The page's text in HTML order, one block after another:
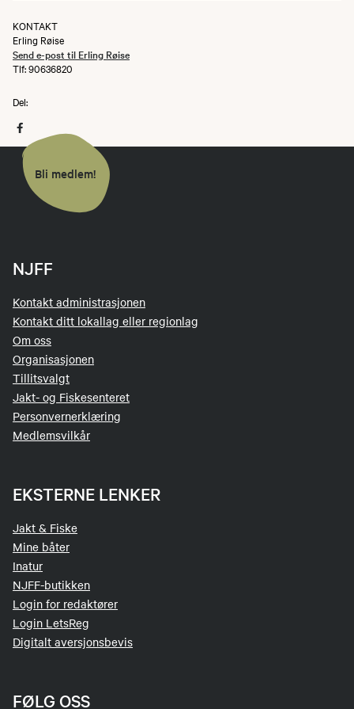
KONTAKT
Erling Røise
Send e-post til Erling Røise
Tlf: 90636820
Del:
Bli medlem!
NJFF
Kontakt administrasjonen
Kontakt ditt lokallag eller regionlag
Om oss
Organisasjonen
Tillitsvalgt
Jakt- og Fiskesenteret
Personvernerklæring
Medlemsvilkår
EKSTERNE LENKER
Jakt & Fiske
Mine båter
Inatur
NJFF-butikken
Login for redaktører
Login LetsReg
Digitalt aversjonsbevis
FØLG OSS